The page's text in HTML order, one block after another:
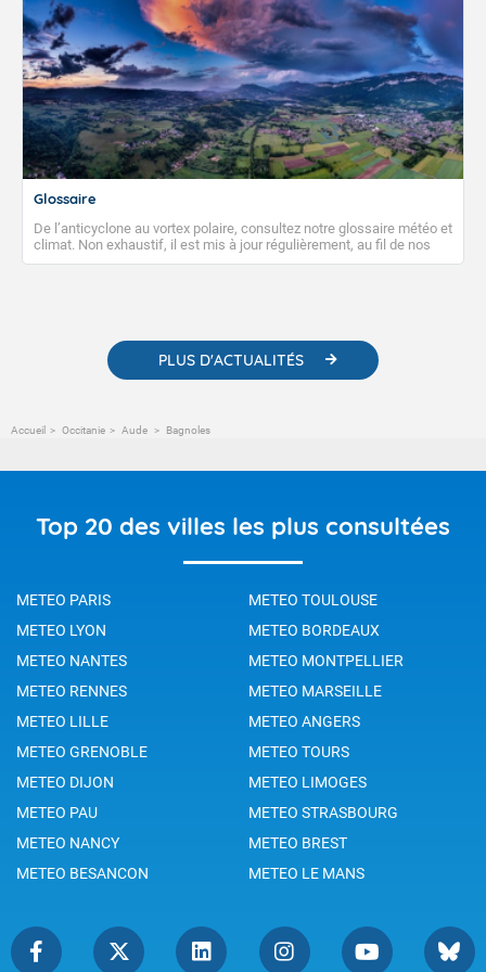
Glossaire
De l’anticyclone au vortex polaire, consultez notre glossaire météo et
climat. Non exhaustif, il est mis à jour régulièrement, au fil de nos
publications. Vous y trouverez également des liens utiles vers nos
PLUS D'ACTUALITÉS
Accueil Occitanie Aude Bagnoles
Top 20 des villes les plus consultées
METEO PARIS
METEO TOULOUSE
METEO LYON
METEO BORDEAUX
METEO NANTES
METEO MONTPELLIER
METEO RENNES
METEO MARSEILLE
METEO LILLE
METEO ANGERS
METEO GRENOBLE
METEO TOURS
METEO DIJON
METEO LIMOGES
METEO PAU
METEO STRASBOURG
METEO NANCY
METEO BREST
METEO BESANCON
METEO LE MANS